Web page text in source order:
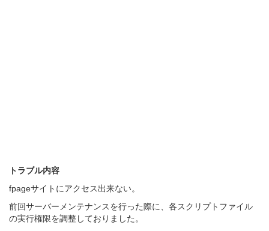
トラブル内容
fpageサイトにアクセス出来ない。
前回サーバーメンテナンスを行った際に、各スクリプトファイル
の実行権限を調整しておりました。